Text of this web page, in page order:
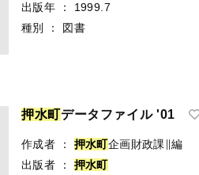
出版年
：
1999.7
種別
： 図書
押水町データファイル '01
作成者 ： 押水町企画財政課∥編
出版者
： 押水町